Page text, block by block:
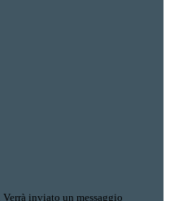
Verrà inviato un messaggio